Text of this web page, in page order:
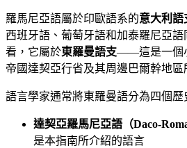
羅馬尼亞語屬於印歐語系的意大利語
西班牙語、葡萄牙語和加泰羅尼亞語
看，它屬於東羅曼語支——這是一個
帝國達契亞行省及其周邊巴爾幹地區
語言學家通常將東羅曼語分為四個歷
達契亞羅馬尼亞語（Daco-
是本指南所介紹的語言